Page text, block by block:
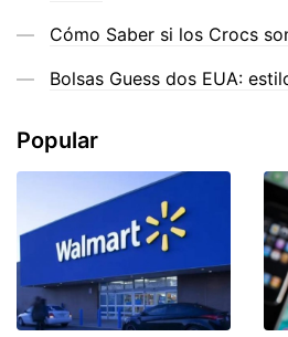
Cómo Saber si los Crocs
Bolsas Guess dos EUA:
Popular